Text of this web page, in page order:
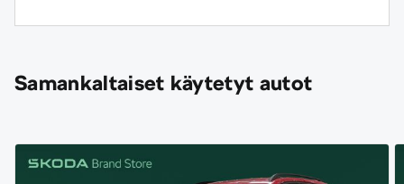
Samankaltaiset käytetyt autot